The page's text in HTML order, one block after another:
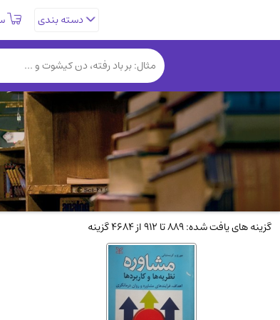
دسته بندی
کتب نادر و کمیاب(19)
فلسفه و جامعه شناسی(151)
دانشگاهی و آموزشی(534)
ورزشی و تربیت بدنی
سیاسی
(116)
کتاب های مصور رنگی و گلاسه(23)
دایره المعارف و فرهنگ(13)
گزینه های یافت شده: 889 تا 912 از 4684 گزینه